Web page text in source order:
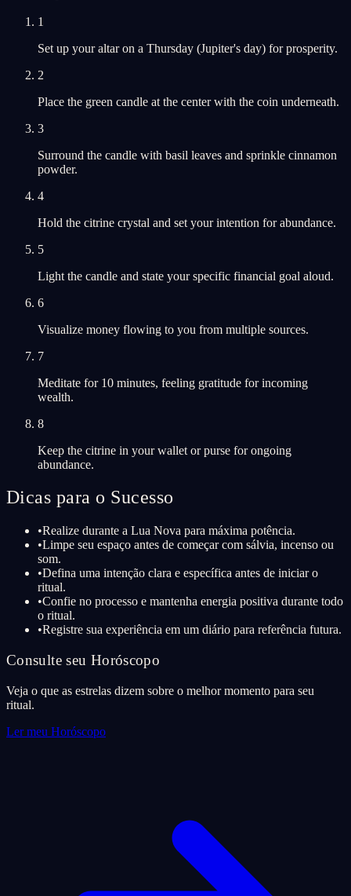
1
Set up your altar on a Thursday (Jupiter's day) for prosperity.
2
Place the green candle at the center with the coin underneath.
3
Surround the candle with basil leaves and sprinkle cinnamon
powder.
4
Hold the citrine crystal and set your intention for abundance.
5
Light the candle and state your specific financial goal aloud.
6
Visualize money flowing to you from multiple sources.
7
Meditate for 10 minutes, feeling gratitude for incoming
wealth.
8
Keep the citrine in your wallet or purse for ongoing
abundance.
Dicas para o Sucesso
•Realize durante a Lua Nova para máxima potência.
•Limpe seu espaço antes de começar com sálvia, incenso ou
som.
•Defina uma intenção clara e específica antes de iniciar o
ritual.
•Confie no processo e mantenha energia positiva durante todo
o ritual.
•Registre sua experiência em um diário para referência futura.
Consulte seu Horóscopo
Veja o que as estrelas dizem sobre o melhor momento para seu
ritual.
Ler meu Horóscopo